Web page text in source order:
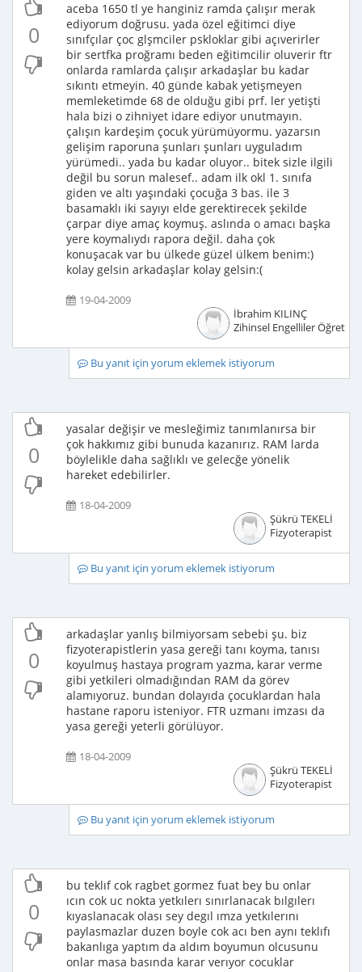
0
aceba 1650 tl ye hanginiz ramda çalışır merak
ediyorum doğrusu. yada özel eğitimci diye
sınıfçılar çoc glşmciler pskloklar gibi açıverirler
bir sertfka proğramı beden eğitimcilir oluverir ftr
onlarda ramlarda çalışır arkadaşlar bu kadar
sıkıntı etmeyin. 40 günde kabak yetişmeyen
memleketimde 68 de olduğu gibi prf. ler yetişti
hala bizi o zihniyet idare ediyor unutmayın.
çalışın kardeşim çocuk yürümüyormu. yazarsın
gelişim raporuna şunları şunları uyguladım
yürümedi.. yada bu kadar oluyor.. bitek sizle ilgili
değil bu sorun malesef.. adam ilk okl 1. sınıfa
giden ve altı yaşındaki çocuğa 3 bas. ile 3
basamaklı iki sayıyı elde gerektirecek şekilde
çarpar diye amaç koymuş. aslında o amacı başka
yere koymalıydı rapora değil. daha çok
konuşacak var bu ülkede güzel ülkem benim:)
kolay gelsin arkadaşlar kolay gelsin:(
19-04-2009
İbrahim KILINÇ
Zihinsel Engelliler
Bu yanıt için yorum eklemek istiyorum
0
yasalar değişir ve mesleğimiz tanımlanırsa bir
çok hakkımız gibi bunuda kazanırız. RAM larda
böylelikle daha sağlıklı ve gelecğe yönelik
hareket edebilirler.
18-04-2009
Şükrü TEKELİ
Fizyoterapist
Bu yanıt için yorum eklemek istiyorum
0
arkadaşlar yanlış bilmiyorsam sebebi şu. biz
fizyoterapistlerin yasa gereği tanı koyma, tanısı
koyulmuş hastaya program yazma, karar verme
gibi yetkileri olmadığından RAM da görev
alamıyoruz. bundan dolayıda çocuklardan hala
hastane raporu isteniyor. FTR uzmanı imzası da
yasa gereği yeterli görülüyor.
18-04-2009
Şükrü TEKELİ
Fizyoterapist
Bu yanıt için yorum eklemek istiyorum
0
bu teklıf cok ragbet gormez fuat bey bu onlar
ıcın cok uc nokta yetkılerı sınırlanacak bılgılerı
kıyaslanacak olası sey degıl ımza yetkılerını
paylasmazlar duzen boyle cok acı ben aynı teklıfı
bakanlıga yaptım da aldım boyumun olcusunu
onlar masa basında karar verıyor cocuklar